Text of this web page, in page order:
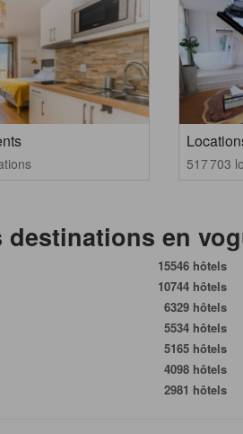
517 703
destinations en
15546 hôtels
10744 hôtels
6329 hôtels
5534 hôtels
5165 hôtels
4098 hôtels
2981 hôtels